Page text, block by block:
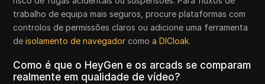
trabalho de equipa mais seguros, procure plataformas com
controlos de permissões claros ou adicione uma ferramenta
deisolamento de navegador comoa DICloak.
Como é que o HeyGen e os arcads se comparam
realmente em qualidade de vídeo?